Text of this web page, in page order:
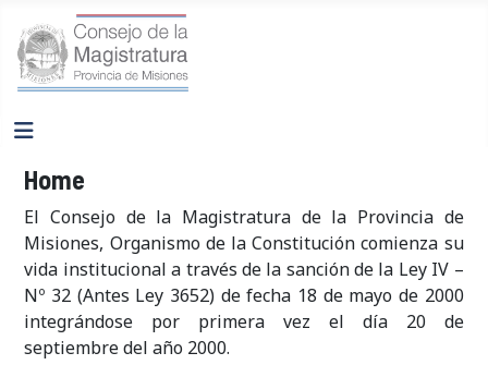
Home
El Consejo de la Magistratura de la Provincia de
Misiones, Organismo de la Constitución comienza su
vida institucional a través de la sanción de la Ley IV –
Nº 32 (Antes Ley 3652) de fecha 18 de mayo de 2000
integrándose por primera vez el día 20 de
septiembre del año 2000.